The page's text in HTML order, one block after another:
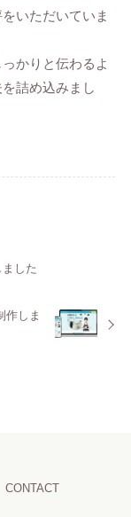
いただいていま
かりと伝わるよ
詰め込みまし
した
作しま
CONTACT